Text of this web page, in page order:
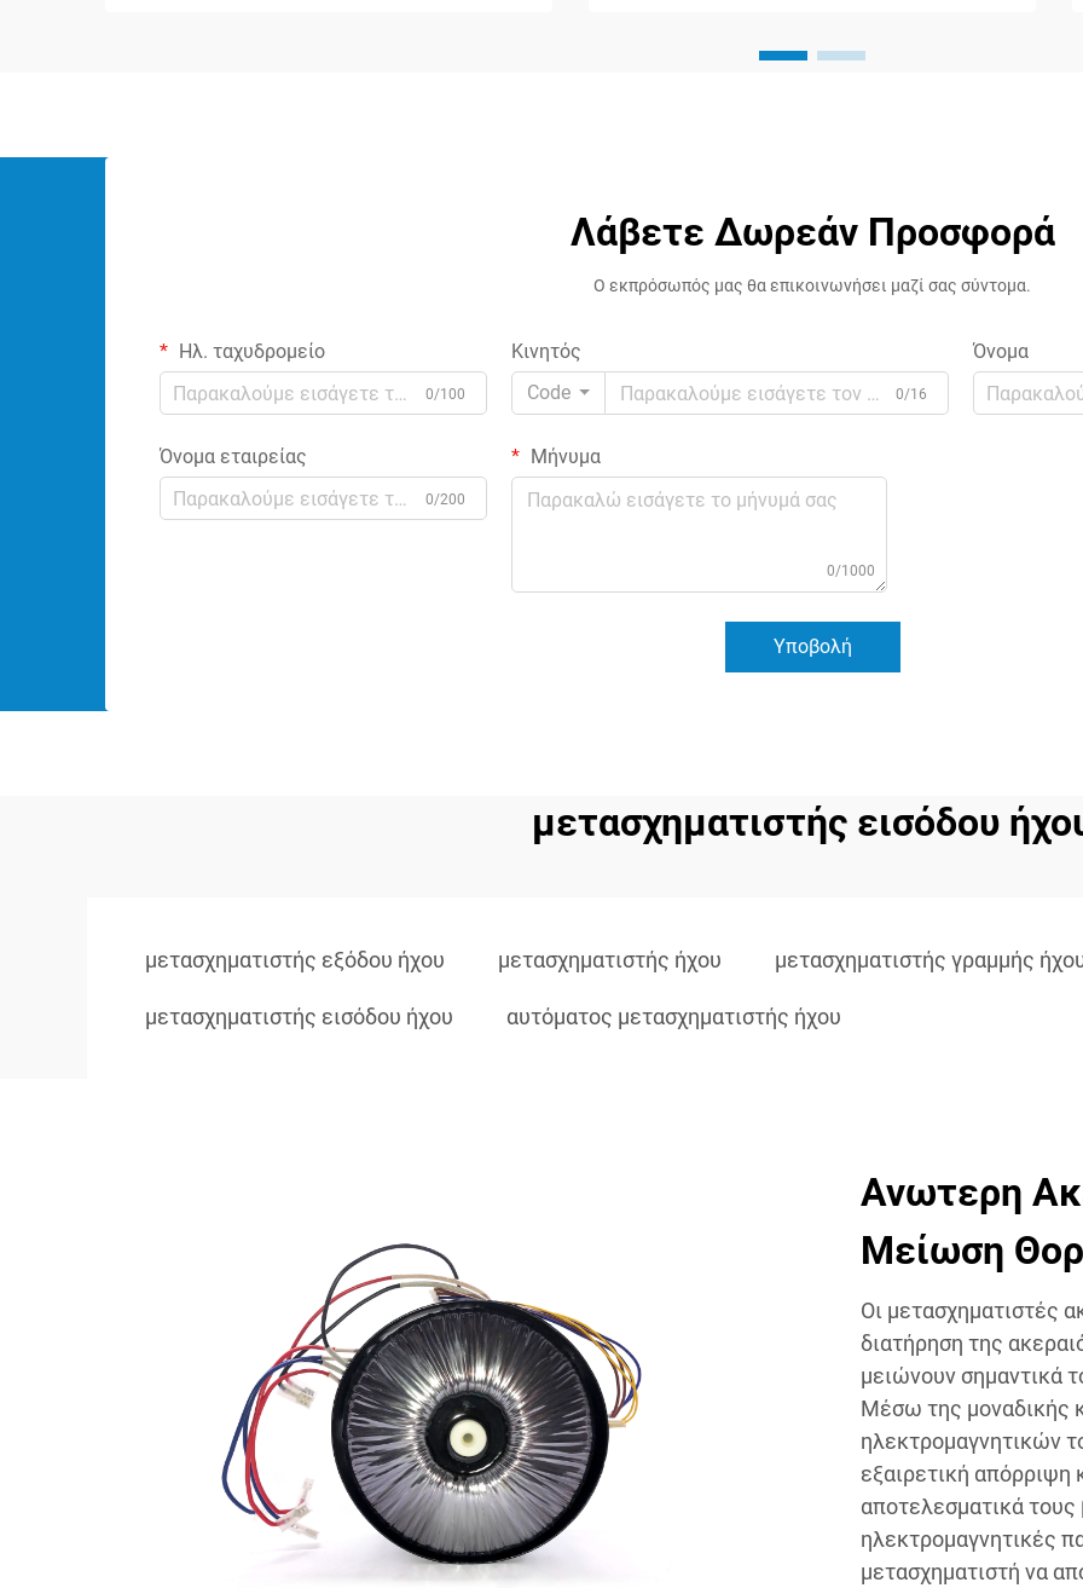
στοιχεία για ευαίσθητο ηλεκτρονικό
Λάβετε Δωρεάν Προσφορά
Ο εκπρόσωπός μας θα επικοινωνήσει μαζί σας σύντομα.
Ηλ. ταχυδρομείο
0/100
Κινητός
Code
0/16
Όνομα
Όνομα εταιρείας
0/200
Μήνυμα
0/1000
Υποβολή
μετασχηματιστής εισόδου
μετασχηματιστής εξόδου ήχου μετασχηματιστής ήχου μετασχηματιστής γραμμής
μετασχηματιστής εισόδου ήχου αυτόματος μετασχηματιστής ήχου
Ανωτερη
Μείωση
Οι μετασχηματιστές
διατήρηση της
μειώνουν σημαντικά
Μέσω της μοναδικής
ηλεκτρομαγνητικών
εξαιρετική απόρριψη
αποτελεσματικά
ηλεκτρομαγνητικές
μετασχηματιστή να